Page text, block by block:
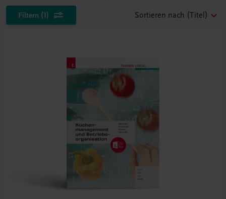
Filtern (1) Sortieren nach (Titel)